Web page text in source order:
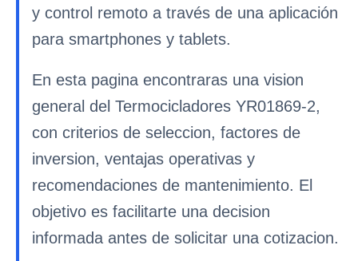
y control remoto a través de una aplicación
para smartphones y tablets.
En esta pagina encontraras una vision
general del Termocicladores YR01869-2,
con criterios de seleccion, factores de
inversion, ventajas operativas y
recomendaciones de mantenimiento. El
objetivo es facilitarte una decision
informada antes de solicitar una cotizacion.